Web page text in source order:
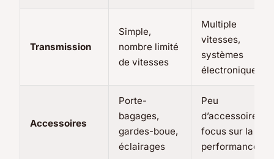
Transmission
Simple,
nombre limité
de vitesses
Multiple
vitesses,
systèmes
électroniques
Accessoires
Porte-
bagages,
gardes-boue,
éclairages
Peu
d’accessoires,
focus sur la
performance